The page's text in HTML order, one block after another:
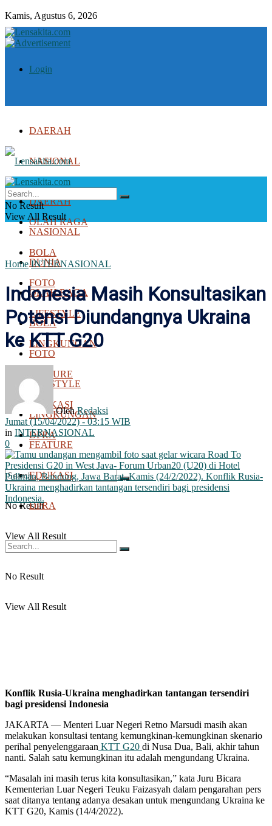
Kamis, Agustus 6, 2026
Login
DAERAH
NASIONAL
DUNIA
OLAH RAGA
BOLA
FOTO
LIFESTYLE
LINGKUNGAN
FEATURE
EDUKASI
DPRA
No Result
View All Result
DAERAH
NASIONAL
DUNIA
OLAH RAGA
BOLA
FOTO
LIFESTYLE
LINGKUNGAN
FEATURE
EDUKASI
DPRA
No Result
View All Result
No Result
View All Result
Home INTERNASIONAL
Indonesia Masih Konsultasikan
Potensi Diundangnya Ukraina
ke KTT G20
Oleh Redaksi
Jumat (15/04/2022) - 03:15 WIB
in INTERNASIONAL
0
Konflik Rusia-Ukraina menghadirkan tantangan tersendiri
bagi presidensi Indonesia
JAKARTA — Menteri Luar Negeri Retno Marsudi masih akan
melakukan konsultasi tentang kemungkinan-kemungkinan skenario
perihal penyelenggaraan KTT G20 di Nusa Dua, Bali, akhir tahun
nanti. Salah satu kemungkinan itu adalah mengundang Ukraina.
“Masalah ini masih terus kita konsultasikan,” kata Juru Bicara
Kementerian Luar Negeri Teuku Faizasyah dalam pengarahan pers
saat ditanya tentang adanya desakan untuk mengundang Ukraina ke
KTT G20, Kamis (14/4/2022).